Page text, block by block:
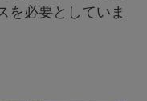
を必要としていま